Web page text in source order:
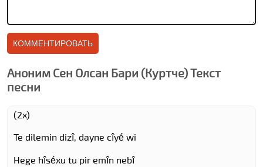
Аноним Сен Олсан Бари (Куртче) Текст
песни
(2x)
Te dilemin dizî, dayne cîyé wi
Hege hîséxu tu pir emîn nebî